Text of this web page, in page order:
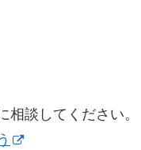
談してください。